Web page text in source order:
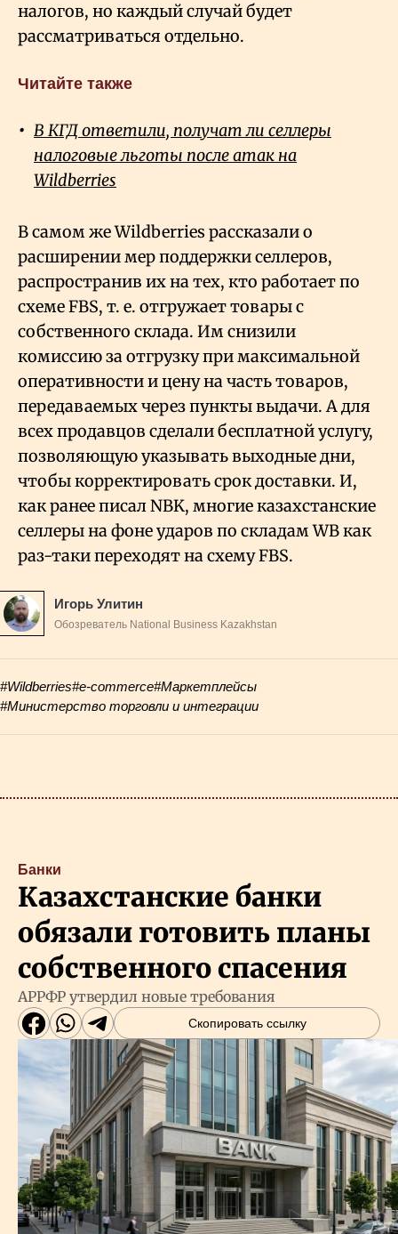
налогов, но каждый случай будет
рассматриваться отдельно.
Читайте также
В КГД ответили, получат ли селлеры
налоговые льготы после атак на
Wildberries
В самом же Wildberries рассказали о
расширении мер поддержки селлеров,
распространив их на тех, кто работает по
схеме FBS, т. е. отгружает товары с
собственного склада. Им снизили
комиссию за отгрузку при максимальной
оперативности и цену на часть товаров,
передаваемых через пункты выдачи. А для
всех продавцов сделали бесплатной услугу,
позволяющую указывать выходные дни,
чтобы корректировать срок доставки. И,
как ранее писал NBK, многие казахстанские
селлеры на фоне ударов по складам WB как
раз-таки переходят на схему FBS.
Игорь Улитин
Обозреватель National Business Kazakhstan
#Wildberries#e-commerce#Маркетплейсы
#Министерство торговли и интеграции
Банки
Казахстанские банки
обязали готовить планы
собственного спасения
АРРФР утвердил новые требования
Скопировать ссылку